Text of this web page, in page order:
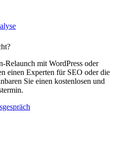
Relaunch mit WordPress oder
einen Experten für SEO oder die
Sie einen kostenlosen und